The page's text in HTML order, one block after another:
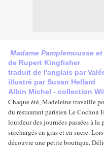
Madame Pamplemousse
de Rupert Kingfisher
traduit de l'anglais par
illustré par Susan Hellard
Albin Michel - collection
Chaque été, Madeleine travaille
du restaurant parisien Le Cochon
lourdeur des journées passées à
surchargés en gras et en sucre.
découvre une petite boutique,